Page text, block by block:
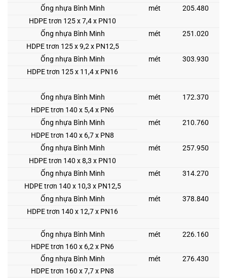
Ống nhựa Bình Minh
mét
205.480
HDPE trơn 125 x 7,4 x PN10
Ống nhựa Bình Minh
mét
251.020
HDPE trơn 125 x 9,2 x PN12,5
Ống nhựa Bình Minh
mét
303.930
HDPE trơn 125 x 11,4 x PN16
Ống nhựa Bình Minh mét
172.370
HDPE trơn 140 x 5,4 x PN6
Ống nhựa Bình Minh
mét
210.760
HDPE trơn 140 x 6,7 x PN8
Ống nhựa Bình Minh
mét
257.950
HDPE trơn 140 x 8,3 x PN10
Ống nhựa Bình Minh
mét
314.270
HDPE trơn 140 x 10,3 x PN12,5
Ống nhựa Bình Minh
mét
378.840
HDPE trơn 140 x 12,7 x PN16
Ống nhựa Bình Minh mét
226.160
HDPE trơn 160 x 6,2 x PN6
Ống nhựa Bình Minh
mét
276.430
HDPE trơn 160 x 7,7 x PN8